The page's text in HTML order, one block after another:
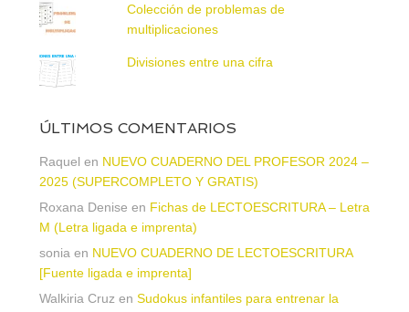
Colección de problemas de
multiplicaciones
Divisiones entre una cifra
ÚLTIMOS COMENTARIOS
Raquel en NUEVO CUADERNO DEL PROFESOR 2024 –
2025 (SUPERCOMPLETO Y GRATIS)
Roxana Denise en Fichas de LECTOESCRITURA – Letra
M (Letra ligada e imprenta)
sonia en NUEVO CUADERNO DE LECTOESCRITURA
[Fuente ligada e imprenta]
Walkiria Cruz en Sudokus infantiles para entrenar la